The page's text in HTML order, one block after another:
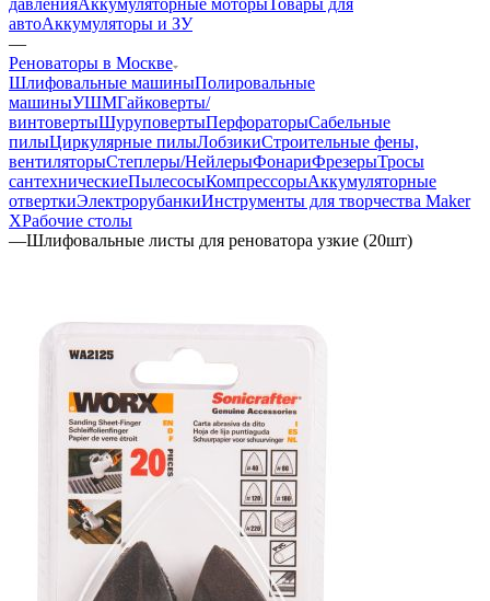
автоАккумуляторы и ЗУ
—
Реноваторы в Москве
Шлифовальные машиныПолировальные
машиныУШМГайковерты/
винтовертыШуруповертыПерфораторыСабельные
пилыЦиркулярные пилыЛобзикиСтроительные фены,
вентиляторыСтеплеры/НейлерыФонариФрезерыТросы
сантехническиеПылесосыКомпрессорыАккумуляторные
отверткиЭлектрорубанкиИнструменты для творчества Maker
XРабочие столы
—Шлифовальные листы для реноватора узкие (20шт)